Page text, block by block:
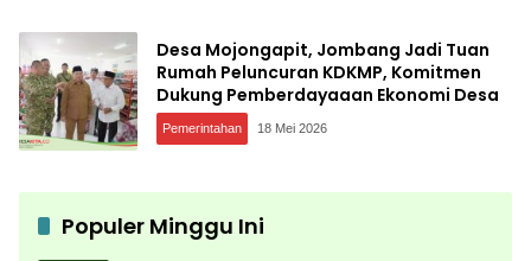
Desa Mojongapit, Jombang Jadi Tuan
Rumah Peluncuran KDKMP, Komitmen
Dukung Pemberdayaaan Ekonomi Desa
Pemerintahan 18 Mei 2026
Populer Minggu Ini